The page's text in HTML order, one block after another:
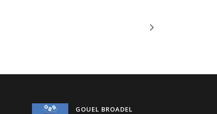
GOUEL BROADEL